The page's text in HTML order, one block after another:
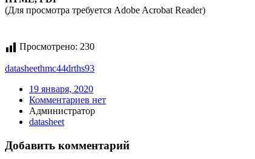
(Для просмотра требуется Adobe Acrobat Reader)
Просмотрено: 230
datasheethmc44drths93
19 января, 2020
Комментариев нет
Администратор
datasheet
Добавить комментарий